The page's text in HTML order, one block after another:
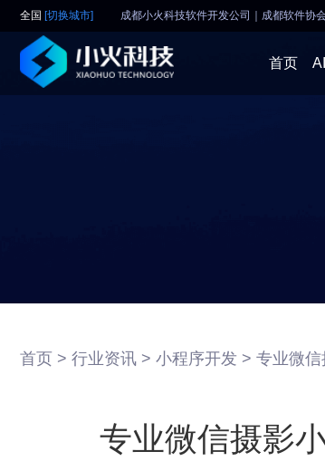
全国 [切换城市] 成都小火科技软件开发公司｜成都软件协
首页
首页 > 行业资讯 > 小程序开发 > 专业微
专业微信摄影